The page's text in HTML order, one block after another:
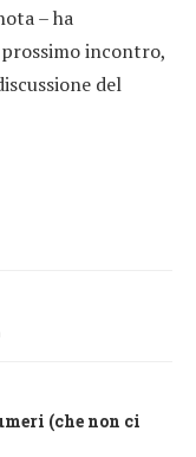
– ha
incontro,
del
(che non ci